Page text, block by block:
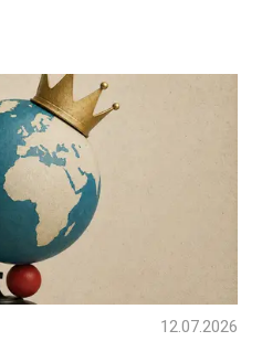
12.07.2026